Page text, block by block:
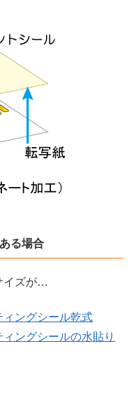
る場合
イズが…
ィングシール乾式
ィングシールの水貼り